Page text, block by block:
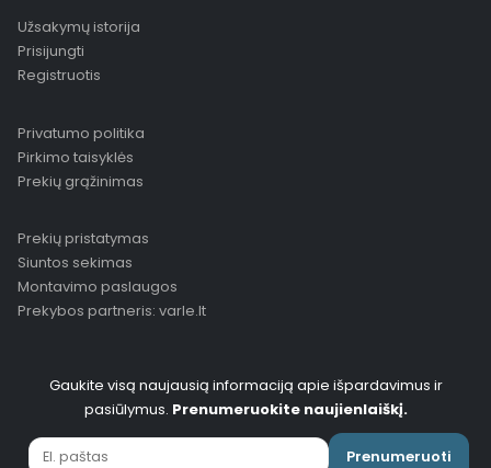
Užsakymų istorija
Prisijungti
Registruotis
Privatumo politika
Pirkimo taisyklės
Prekių grąžinimas
Prekių pristatymas
Siuntos sekimas
Montavimo paslaugos
Prekybos partneris: varle.lt
Gaukite visą naujausią informaciją apie išpardavimus ir
pasiūlymus. Prenumeruokite naujienlaiškį.
Prenumeruoti